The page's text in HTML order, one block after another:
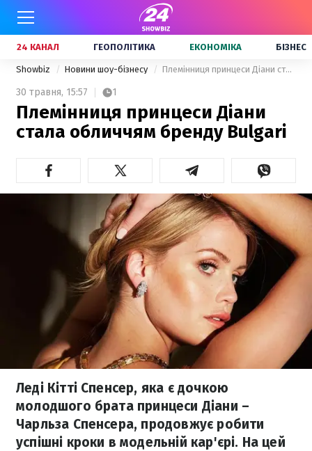
24 КАНАЛ ГЕОПОЛІТИКА ЕКОНОМІКА БІЗНЕС
Showbiz Новини шоу-бізнесу Племінниця принцеси Діани стала обличчям бренду Bulgari
30 травня, 15:57 1
Племінниця принцеси Діани
стала обличчям бренду Bulgari
Леді Кітті Спенсер, яка є дочкою
молодшого брата принцеси Діани –
Чарльза Спенсера, продовжує робити
успішні кроки в модельній кар'єрі. На цей